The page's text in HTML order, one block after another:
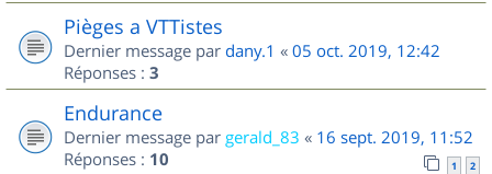
Pièges a VTTistes
Dernier message par dany.1 « 05 oct. 2019, 12:42
Réponses : 3
Endurance
Dernier message par gerald_83 « 16 sept. 2019, 11:52
Réponses : 10 1 2